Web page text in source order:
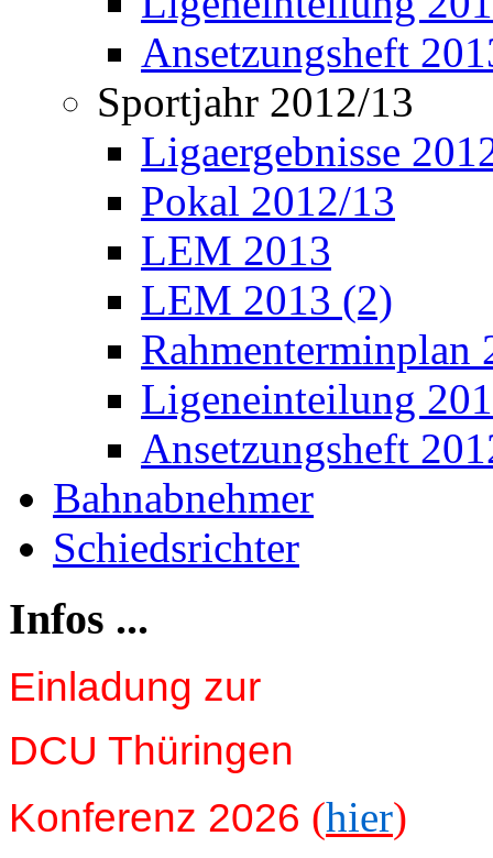
Ansetzungsheft
Sportjahr 2012/13
Ligaergebnisse
Pokal 2012/13
LEM 2013
LEM 2013 (2)
Rahmenterminplan
Ligeneinteilung
Ansetzungsheft
Bahnabnehmer
Schiedsrichter
Infos ...
Einladung zur
DCU Thüringen
Konferenz 2026 (hier)